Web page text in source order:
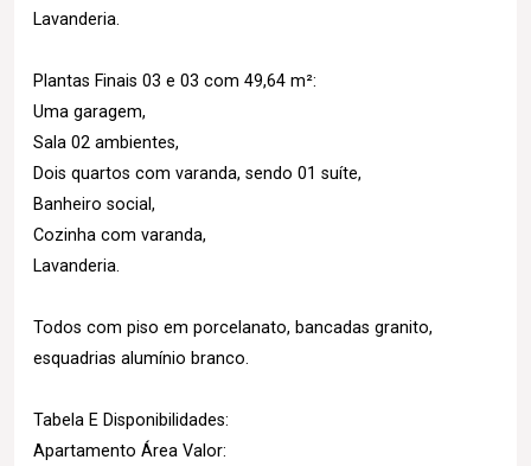
Lavanderia.
Plantas Finais 03 e 03 com 49,64 m²:
Uma garagem,
Sala 02 ambientes,
Dois quartos com varanda, sendo 01 suíte,
Banheiro social,
Cozinha com varanda,
Lavanderia.
Todos com piso em porcelanato, bancadas granito,
esquadrias alumínio branco.
Tabela E Disponibilidades:
Apartamento Área Valor: